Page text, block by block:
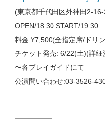
(東京都千代田区外神田2-
OPEN/18:30 START/19:30
料金:¥7,500(全指定席/ドリ
チケット発売: 6/22(土)(詳
〜各プレイガイドにて
公演問い合わせ:03-3526-